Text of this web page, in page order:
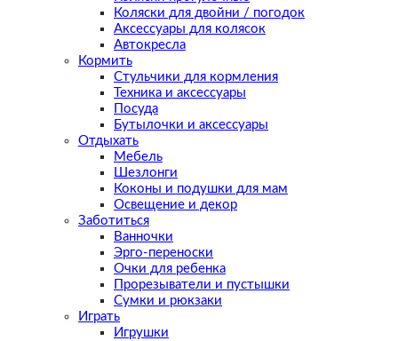
Коляски для двойни / погодок
Аксессуары для колясок
Автокресла
Кормить
Стульчики для кормления
Техника и аксессуары
Посуда
Бутылочки и аксессуары
Отдыхать
Мебель
Шезлонги
Коконы и подушки для мам
Освещение и декор
Заботиться
Ванночки
Эрго-переноски
Очки для ребенка
Прорезыватели и пустышки
Сумки и рюкзаки
Играть
Игрушки